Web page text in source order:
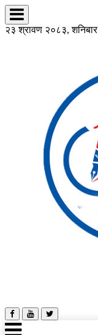
२३ श्रावण २०८३, शनिबार